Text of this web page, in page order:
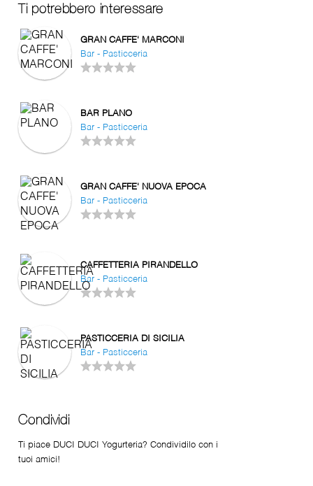
Ti potrebbero interessare
GRAN CAFFE' MARCONI
Bar - Pasticceria
BAR PLANO
Bar - Pasticceria
GRAN CAFFE' NUOVA EPOCA
Bar - Pasticceria
CAFFETTERIA PIRANDELLO
Bar - Pasticceria
PASTICCERIA DI SICILIA
Bar - Pasticceria
Condividi
Ti piace DUCI DUCI Yogurteria? Condividilo con i
tuoi amici!